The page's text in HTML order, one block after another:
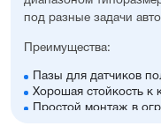
под разные задачи
Преимущества:
Пазы для датчиков
Хорошая стойкость к
Простой монтаж в